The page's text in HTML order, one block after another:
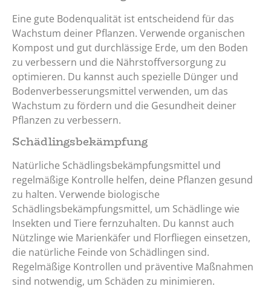
Eine gute Bodenqualität ist entscheidend für das
Wachstum deiner Pflanzen. Verwende organischen
Kompost und gut durchlässige Erde, um den Boden
zu verbessern und die Nährstoffversorgung zu
optimieren. Du kannst auch spezielle Dünger und
Bodenverbesserungsmittel verwenden, um das
Wachstum zu fördern und die Gesundheit deiner
Pflanzen zu verbessern.
Schädlingsbekämpfung
Natürliche Schädlingsbekämpfungsmittel und
regelmäßige Kontrolle helfen, deine Pflanzen gesund
zu halten. Verwende biologische
Schädlingsbekämpfungsmittel, um Schädlinge wie
Insekten und Tiere fernzuhalten. Du kannst auch
Nützlinge wie Marienkäfer und Florfliegen einsetzen,
die natürliche Feinde von Schädlingen sind.
Regelmäßige Kontrollen und präventive Maßnahmen
sind notwendig, um Schäden zu minimieren.